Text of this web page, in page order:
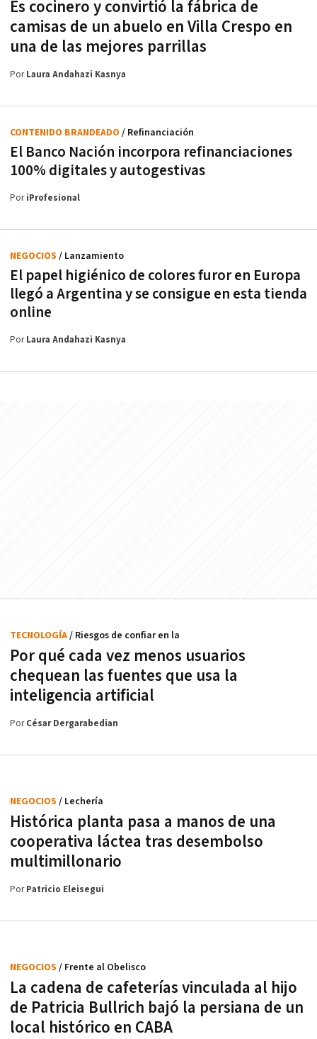
Es cocinero y convirtió la fábrica de
camisas de un abuelo en Villa Crespo en
una de las mejores parrillas
PorLaura Andahazi Kasnya
El Banco Nación incorpora refinanciaciones
100% digitales y autogestivas
CONTENIDO BRANDEADO / Refinanciación
PoriProfesional
El papel higiénico de colores furor en Europa
llegó a Argentina y se consigue en esta tienda
online
NEGOCIOS / Lanzamiento
PorLaura Andahazi Kasnya
Por qué cada vez menos usuarios
chequean las fuentes que usa la
inteligencia artificial
TECNOLOGÍA/ Riesgos de confiar en la
PorCésar Dergarabedian
Histórica planta pasa a manos de una
cooperativa láctea tras desembolso
multimillonario
NEGOCIOS / Lechería
PorPatricio Eleisegui
La cadena de cafeterías vinculada al hijo
de Patricia Bullrich bajó la persiana de un
local histórico en CABA
NEGOCIOS / Frente al Obelisco